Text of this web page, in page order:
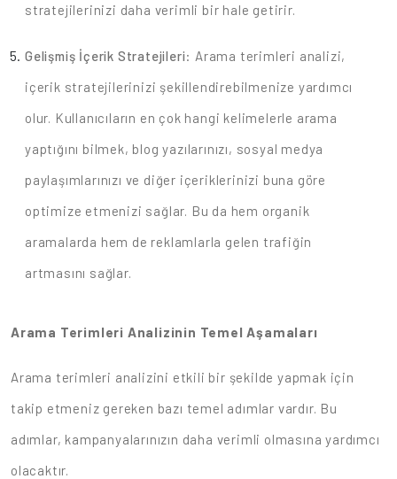
stratejilerinizi daha verimli bir hale getirir.
Gelişmiş İçerik Stratejileri: Arama terimleri analizi,
içerik stratejilerinizi şekillendirebilmenize yardımcı
olur. Kullanıcıların en çok hangi kelimelerle arama
yaptığını bilmek, blog yazılarınızı, sosyal medya
paylaşımlarınızı ve diğer içeriklerinizi buna göre
optimize etmenizi sağlar. Bu da hem organik
aramalarda hem de reklamlarla gelen trafiğin
artmasını sağlar.
Arama Terimleri Analizinin Temel Aşamaları
Arama terimleri analizini etkili bir şekilde yapmak için
takip etmeniz gereken bazı temel adımlar vardır. Bu
adımlar, kampanyalarınızın daha verimli olmasına yardımcı
olacaktır.